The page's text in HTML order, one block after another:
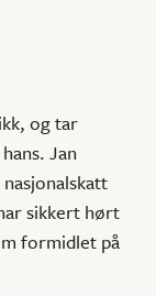
og tar
Jan
sikkert hørt
formidlet på